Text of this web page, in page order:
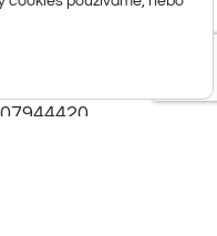
295/44